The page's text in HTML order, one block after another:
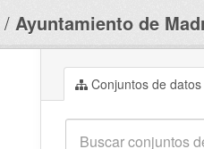
Ayuntamiento de
Conjuntos de datos